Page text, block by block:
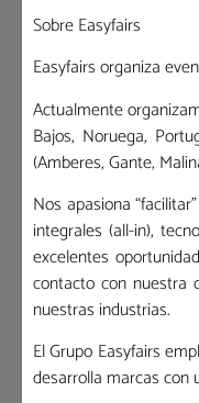
Sobre Easyfairs
Easyfairs organiza
Actualmente
Bajos, Noruega,
(Amberes, Gante,
Nos apasiona
integrales (all-in),
excelentes
contacto con nuestra
nuestras industrias.
El Grupo Easyfairs
desarrolla marcas con